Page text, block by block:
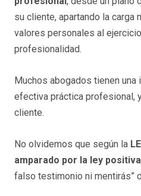
su cliente, apartando la
valores personales al
profesionalidad.
Muchos abogados tienen
efectiva práctica profesional,
cliente.
No olvidemos que según la
amparado por la ley positiva
falso testimonio ni mentirás”